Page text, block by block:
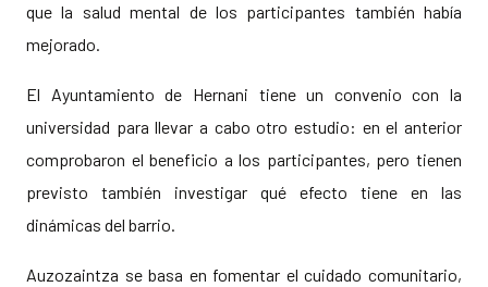
que la salud mental de los participantes también había
mejorado.
El Ayuntamiento de Hernani tiene un convenio con la
universidad para llevar a cabo otro estudio: en el anterior
comprobaron el beneficio a los participantes, pero tienen
previsto también investigar qué efecto tiene en las
dinámicas del barrio.
Auzozaintza se basa en fomentar el cuidado comunitario,